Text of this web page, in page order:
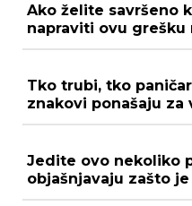
Ako želite savršeno
napraviti ovu grešku
Tko trubi, tko
znakovi ponašaju za
Jedite ovo nekoliko
objašnjavaju zašto